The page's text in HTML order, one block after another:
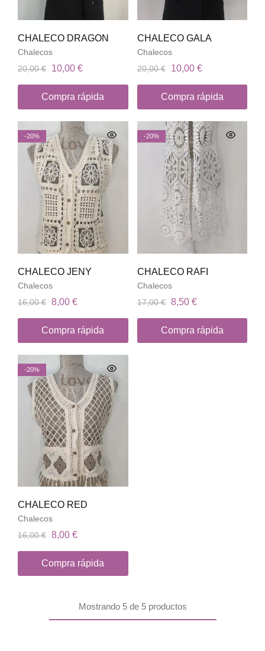
Chalecos
CHALECO DRAGON
20,00€ 10,00 €
Compra rápida
Chalecos
CHALECO GALA
20,00€ 10,00 €
Compra rápida
-20%
Chalecos
CHALECO JENY
16,00€ 8,00 €
Compra rápida
-20%
Chalecos
CHALECO RAFI
17,00€ 8,50 €
Compra rápida
-20%
Chalecos
CHALECO RED
16,00€ 8,00 €
Compra rápida
Mostrando5 de 5 productos